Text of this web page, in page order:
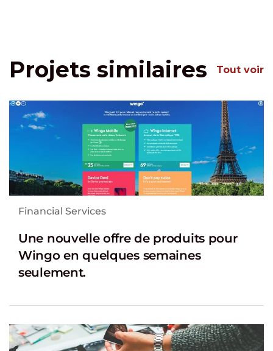
Projets similaires Tout voir
Financial Services
Une nouvelle offre de produits pour
Wingo en quelques semaines
seulement.